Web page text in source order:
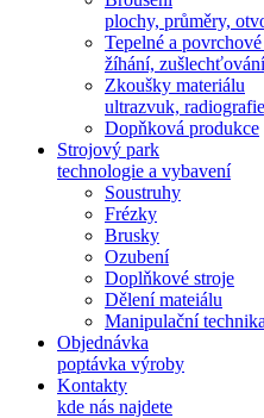
plochy, průměry,
Tepelné a
žíhání,
Zkoušky materiálu
ultrazvuk,
Dopňková produkce
Strojový park
technologie a vybavení
Soustruhy
Frézky
Brusky
Ozubení
Doplňkové stroje
Dělení mateiálu
Manipulační technika
Objednávka
poptávka výroby
Kontakty
kde nás najdete